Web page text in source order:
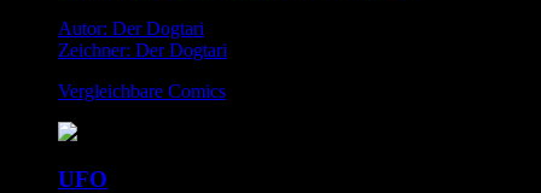
Autor: Der Dogtari
Zeichner: Der Dogtari
Vergleichbare Comics
UFO